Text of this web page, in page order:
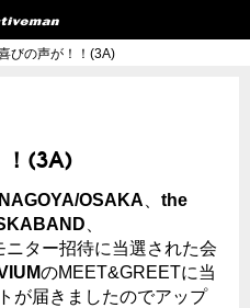
びの声が！！(3A)
！(3A)
OSAKA
the
ニター招待に当選された会
のMEET&GREETに当
が届きましたのでアップ